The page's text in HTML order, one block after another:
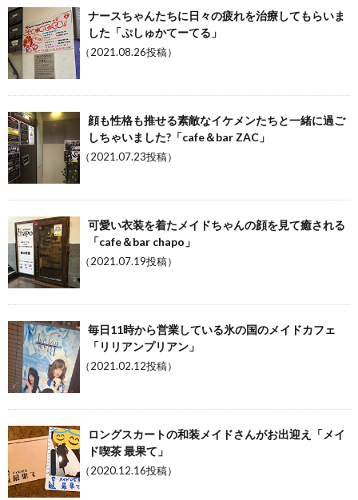
ナースちゃんたちに日々の疲れを治療してもらいま
した「ぷしゅかてーてる」
（2021.08.26投稿）
顔も性格も推せる素敵なイケメンたちと一緒に過ご
しちゃいました?「cafe＆bar ZAC」
（2021.07.23投稿）
可愛い衣装を着たメイドちゃんの顔を見て癒される
「cafe＆bar chapo」
（2021.07.19投稿）
毎日11時から営業している氷の国のメイドカフェ
「リリアンプリアン」
（2021.02.12投稿）
ロングスカートの和装メイドさんがお出迎え「メイ
ド喫茶 最果て」
（2020.12.16投稿）